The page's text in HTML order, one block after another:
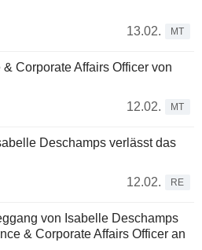
13.02.
MT
Corporate Affairs Officer von
12.02.
MT
Deschamps verlässt das
12.02.
RE
von Isabelle Deschamps
& Corporate Affairs Officer an